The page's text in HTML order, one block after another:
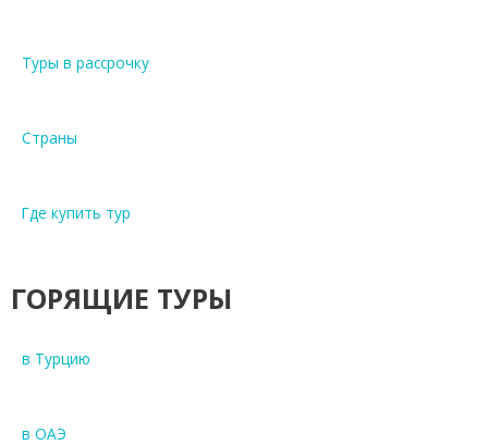
Туры в рассрочку
Страны
Где купить тур
ГОРЯЩИЕ ТУРЫ
в Турцию
в ОАЭ